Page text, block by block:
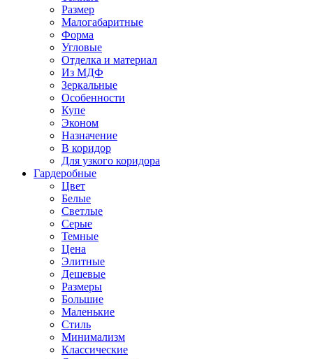
Размер
Малогабаритные
Форма
Угловые
Отделка и материал
Из МДФ
Зеркальные
Особенности
Купе
Эконом
Назначение
В коридор
Для узкого коридора
Гардеробные
Цвет
Белые
Светлые
Серые
Темные
Цена
Элитные
Дешевые
Размеры
Большие
Маленькие
Стиль
Минимализм
Классические